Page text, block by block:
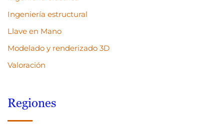
Ingeniería estructural
Llave en Mano
Modelado y renderizado 3D
Valoración
Regiones